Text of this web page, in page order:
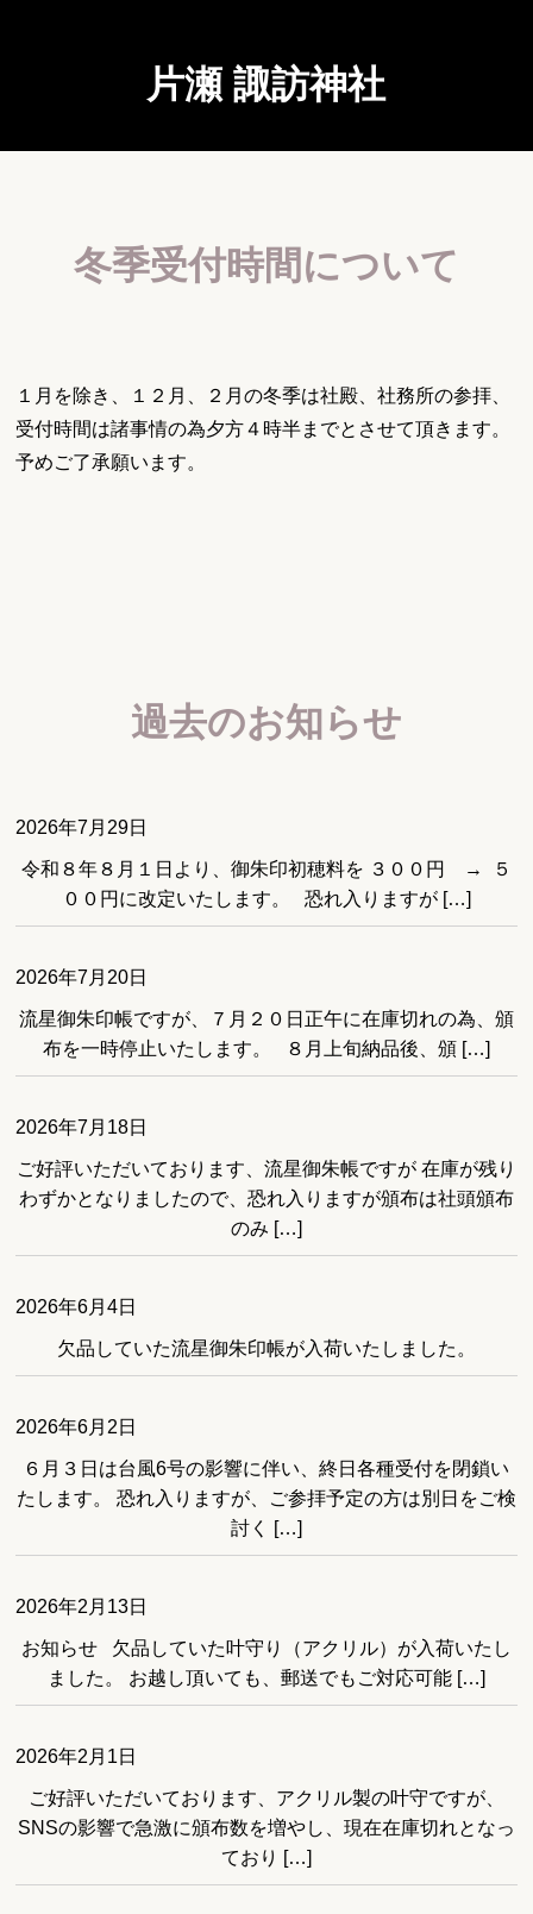
片瀬 諏訪神社
冬季受付時間について
１月を除き、１２月、２月の冬季は社殿、社務所の参拝、
受付時間は諸事情の為夕方４時半までとさせて頂きます。
予めご了承願います。
過去のお知らせ
2026年7月29日
令和８年８月１日より、御朱印初穂料を ３００円 → ５
００円に改定いたします。 恐れ入りますが […]
2026年7月20日
流星御朱印帳ですが、７月２０日正午に在庫切れの為、頒
布を一時停止いたします。 ８月上旬納品後、頒 […]
2026年7月18日
ご好評いただいております、流星御朱帳ですが 在庫が残り
わずかとなりましたので、恐れ入りますが頒布は社頭頒布
のみ […]
2026年6月4日
欠品していた流星御朱印帳が入荷いたしました。
2026年6月2日
６月３日は台風6号の影響に伴い、終日各種受付を閉鎖い
たします。 恐れ入りますが、ご参拝予定の方は別日をご検
討く […]
2026年2月13日
お知らせ 欠品していた叶守り（アクリル）が入荷いたし
ました。 お越し頂いても、郵送でもご対応可能 […]
2026年2月1日
ご好評いただいております、アクリル製の叶守ですが、
SNSの影響で急激に頒布数を増やし、現在在庫切れとなっ
ており […]